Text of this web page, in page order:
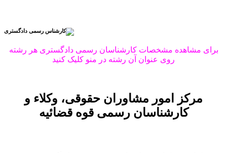
برای مشاهده مشخصات کارشناسان رسمی دادگستری هر رشته
روی عنوان آن رشته در منو کلیک کنید
مرکز امور مشاوران حقوقی، وکلاء و
کارشناسان رسمی قوه قضائیه